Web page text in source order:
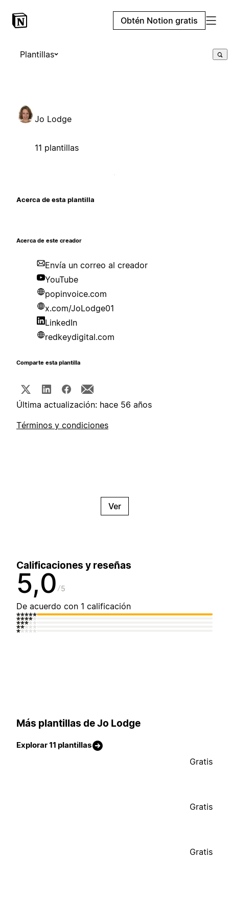
Obtén Notion gratis
Plantillas
Jo Lodge
11 plantillas
Acerca de esta plantilla
Acerca de este creador
Envía un correo al creador
YouTube
popinvoice.com
x.com/JoLodge01
LinkedIn
redkeydigital.com
Comparte esta plantilla
Última actualización: hace 56 años
Términos y condiciones
Ver
Calificaciones y reseñas
5,0 5
De acuerdo con 1 calificación
Más plantillas de Jo Lodge
Explorar 11 plantillas
Gratis
Gratis
Gratis